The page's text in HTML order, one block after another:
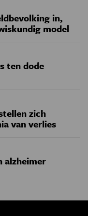
in,
model
ten dode
zich
van verlies
alzheimer